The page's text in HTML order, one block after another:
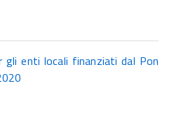
gli enti locali finanziati dal Pon